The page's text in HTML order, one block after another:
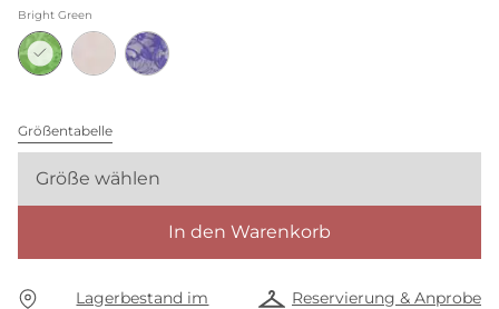
Bright Green
Größentabelle
Größe wählen
In den Warenkorb
Lagerbestand im
Reservierung & Anprobe